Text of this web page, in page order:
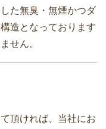
た無臭・無煙かつダ
造となっております
せん。
頂ければ、当社にお